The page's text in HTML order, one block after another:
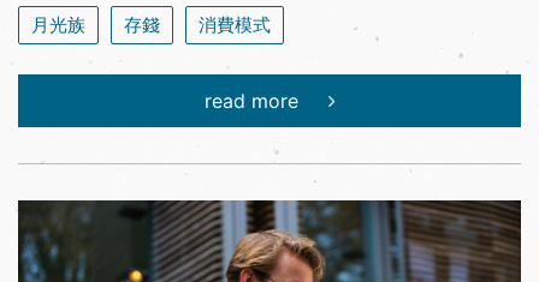
月光族 存錢 消費模式
read more